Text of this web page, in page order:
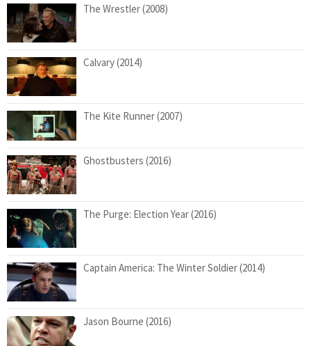
The Wrestler (2008)
Calvary (2014)
The Kite Runner (2007)
Ghostbusters (2016)
The Purge: Election Year (2016)
Captain America: The Winter Soldier (2014)
Jason Bourne (2016)